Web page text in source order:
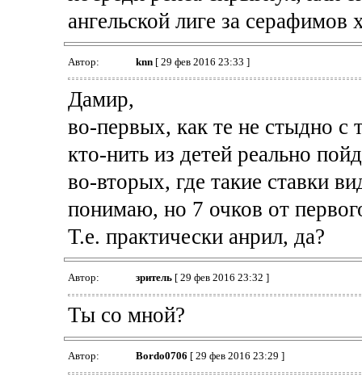
ангельской лиге за серафимов
Автор: knn[ 29 фев 2016 23:33 ]
Дамир,
во-первых, как те не стыдно с
кто-нить из детей реально
во-вторых, где такие ставки
понимаю, но 7 очков от
Т.е. практически анрил, да?
Автор: зpитель[ 29 фев 2016 23:32 ]
Ты со мной?
Автор: Bordo0706 [ 29 фев 2016 23:29 ]